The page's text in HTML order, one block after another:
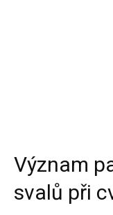
Význam
svalů při